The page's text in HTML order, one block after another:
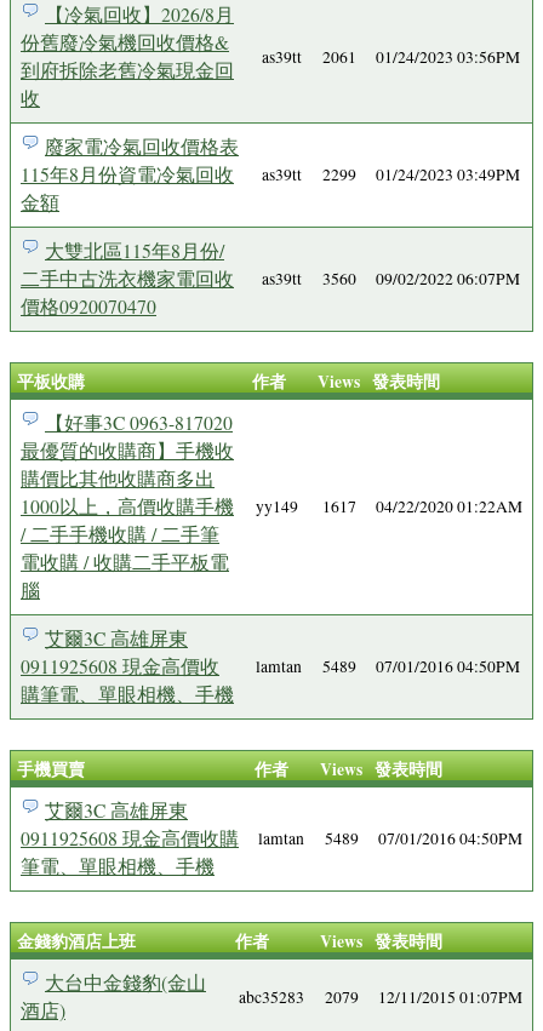
【冷氣回收】2026/8月
份舊廢冷氣機回收價格&
到府拆除老舊冷氣現金回
收
as39tt 2061 01/24/2023 03:56PM
廢家電冷氣回收價格表
115年8月份資電冷氣回收
金額
as39tt 2299 01/24/2023 03:49PM
大雙北區115年8月份/
二手中古洗衣機家電回收
價格0920070470
as39tt 3560 09/02/2022 06:07PM
平板收購 作者 Views 發表時間
【好事3C 0963-817020
最優質的收購商】手機收
購價比其他收購商多出
1000以上，高價收購手機
/ 二手手機收購 / 二手筆
電收購 / 收購二手平板電
腦
yy149 1617 04/22/2020 01:22AM
艾爾3C 高雄屏東
0911925608 現金高價收
購筆電、單眼相機、手機
lamtan 5489 07/01/2016 04:50PM
手機買賣 作者 Views 發表時間
艾爾3C 高雄屏東
0911925608 現金高價收購
筆電、單眼相機、手機
lamtan 5489 07/01/2016 04:50PM
金錢豹酒店上班 作者 Views 發表時間
大台中金錢豹(金山
酒店)
abc35283 2079 12/11/2015 01:07PM